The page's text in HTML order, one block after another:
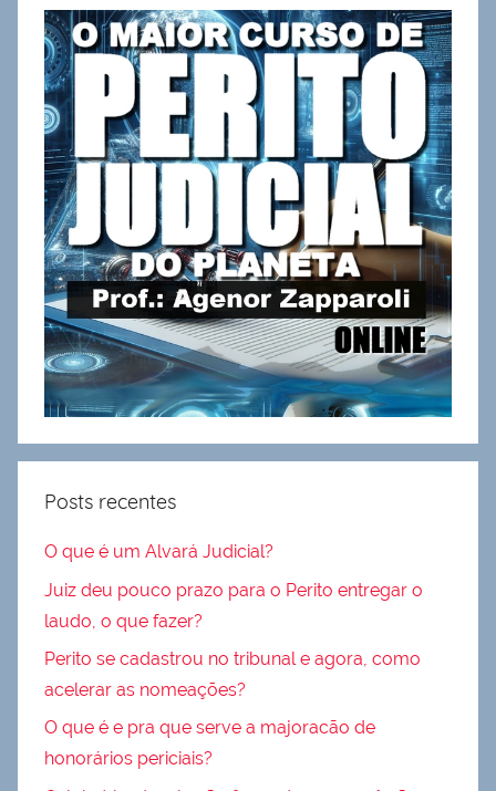
Posts recentes
O que é um Alvará Judicial?
Juiz deu pouco prazo para o Perito entregar o
laudo, o que fazer?
Perito se cadastrou no tribunal e agora, como
acelerar as nomeações?
O que é e pra que serve a majoracão de
honorários periciais?